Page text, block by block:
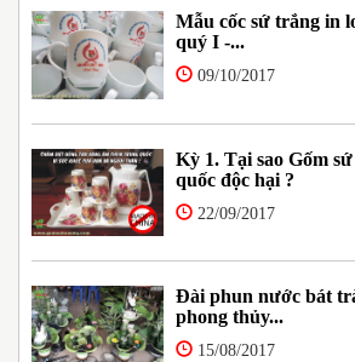
Mẫu cốc sứ trắng in
quý I -...
09/10/2017
Kỳ 1. Tại sao Gốm
quốc độc hại ?
22/09/2017
Đài phun nước bát
phong thủy...
15/08/2017